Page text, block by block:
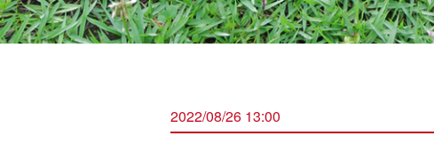
2022/08/26 13:00